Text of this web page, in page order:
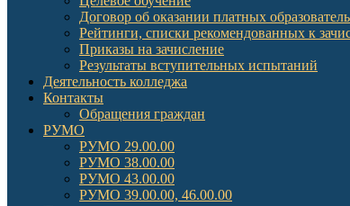
Договор об оказании платных
Рейтинги, списки рекомендованных к
Приказы на зачисление
Результаты вступительных испытаний
Деятельность колледжа
Контакты
Обращения граждан
РУМО
РУМО 29.00.00
РУМО 38.00.00
РУМО 43.00.00
РУМО 39.00.00, 46.00.00